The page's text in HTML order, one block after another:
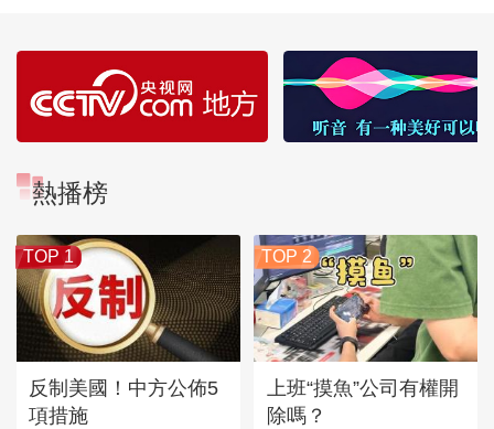
熱播榜
TOP 1
反制美國！中方公佈5
項措施
TOP 2
上班“摸魚”公司有權開
除嗎？